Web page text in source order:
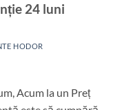
24 luni
HODOR
Acum la un Preț